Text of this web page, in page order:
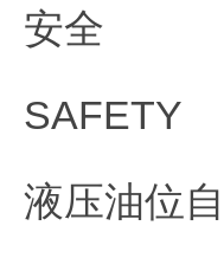
安全
SAFETY
液压油位